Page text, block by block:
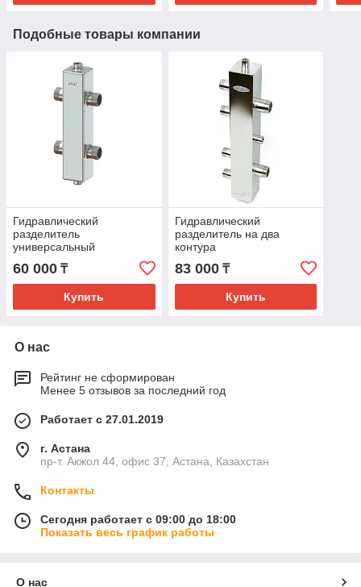
Подобные товары компании
Гидравлический
разделитель
универсальный
ZEISSLER（нержавейка
AISI 304） 1" , 60 кВт
(гидрострелка)
60 000 ₸
Купить
Гидравлический
разделитель на два
контура
Zeissler（нержавейка AISI
304）11/4*1 ,80 кВт
83 000₸
Купить
О нас
Рейтинг не сформирован
Менее 5 отзывов за последний год
Работает с 27.01.2019
г. Астана
пр-т. Акжол 44, офис 37, Астана, Казахстан
Контакты
Сегодня работает с 09:00 до 18:00
Показать весь график работы
О нас